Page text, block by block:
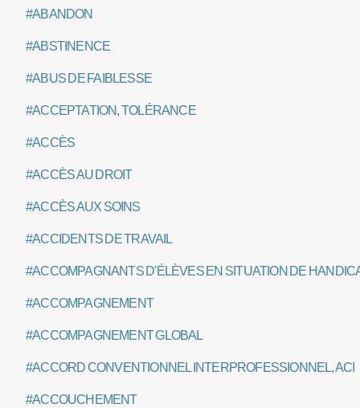
#ABANDON
#ABSTINENCE
#ABUS DE FAIBLESSE
#ACCEPTATION, TOLÉRANCE
#ACCÈS
#ACCÈS AU DROIT
#ACCÈS AUX SOINS
#ACCIDENTS DE TRAVAIL
#ACCOMPAGNANTS D'ÉLÈVES EN SITUATION DE
#ACCOMPAGNEMENT
#ACCOMPAGNEMENT GLOBAL
#ACCORD CONVENTIONNEL INTERPROFESSIONNEL, ACI
#ACCOUCHEMENT